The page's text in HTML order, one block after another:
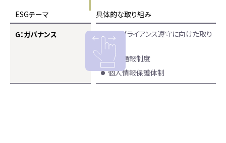
ESGテーマ
具体的な取り組み
G：ガバナンス
コンプライアンス遵守に向けた取り
組み
内部通報制度
個人情報保護体制